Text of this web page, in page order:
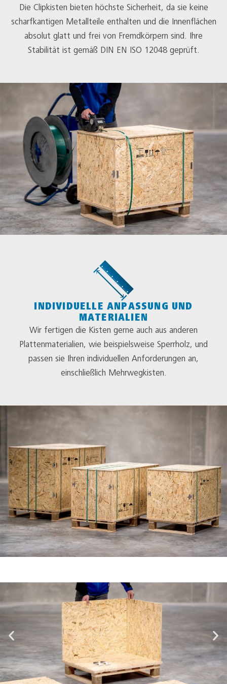
Die Clipkisten bieten höchste Sicherheit, da sie keine
scharfkantigen Metallteile enthalten und die Innenflächen
absolut glatt und frei von Fremdkörpern sind. Ihre
Stabilität ist gemäß DIN EN ISO 12048 geprüft.
INDIVIDUELLE ANPASSUNG UND
MATERIALIEN
Wir fertigen die Kisten gerne auch aus anderen
Plattenmaterialien, wie beispielsweise Sperrholz, und
passen sie Ihren individuellen Anforderungen an,
einschließlich Mehrwegkisten.